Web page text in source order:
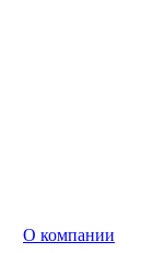
О компании